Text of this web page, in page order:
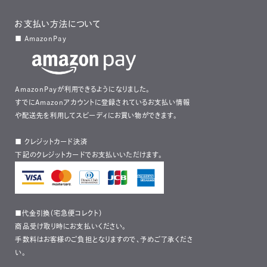
お支払い方法について
■ AmazonPay
AmazonPayが利用できるようになりました。
すでにAmazonアカウントに登録されているお支払い情報
や配送先を利用してスピーディにお買い物ができます。
■ クレジットカード決済
下記のクレジットカードでお支払いいただけます。
■代金引換（宅急便コレクト）
商品受け取り時にお支払いください。
手数料はお客様のご負担となりますので、予めご了承くださ
い。